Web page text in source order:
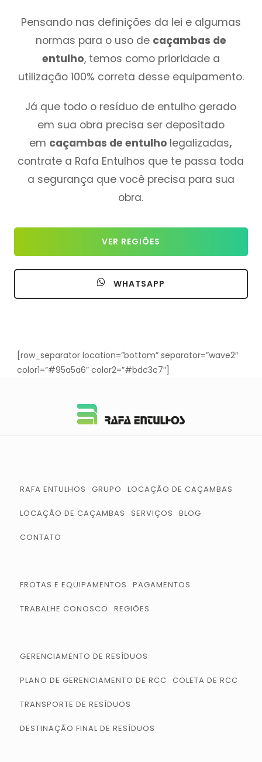
Pensando nas definições da lei e algumas
normas para o uso de caçambas de
entulho, temos como prioridade a
utilização 100% correta desse equipamento.
Já que todo o resíduo de entulho gerado
em sua obra precisa ser depositado
em caçambas de entulho legalizadas,
contrate a Rafa Entulhos que te passa toda
a segurança que você precisa para sua
obra.
VER REGIÕES
WHATSAPP
[row_separator location=”bottom” separator=”wave2″
color1=”#95a5a6″ color2=”#bdc3c7″]
RAFA ENTULHOS GRUPO LOCAÇÃO DE CAÇAMBAS
LOCAÇÃO DE CAÇAMBAS SERVIÇOS BLOG
CONTATO
FROTAS E EQUIPAMENTOS PAGAMENTOS
TRABALHE CONOSCO REGIÕES
GERENCIAMENTO DE RESÍDUOS
PLANO DE GERENCIAMENTO DE RCC COLETA DE RCC
TRANSPORTE DE RESÍDUOS
DESTINAÇÃO FINAL DE RESÍDUOS